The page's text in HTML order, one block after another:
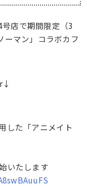
店で期間限定（3
ーマン」コラボカフ
した「アニメイト
いたします